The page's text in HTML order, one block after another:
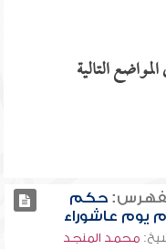
التالية
حكم
يوم عاشوراء
محمد المنجد